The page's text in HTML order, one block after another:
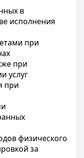
в
исполнения
при
при
услуг
при
физического
за